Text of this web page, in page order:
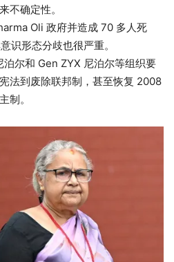
不确定性。
Oli 政府并造成 70 多人死
识形态分歧也很严重。
尔和 Gen ZYX 尼泊尔等组织要
法到废除联邦制，甚至恢复 2008
制。